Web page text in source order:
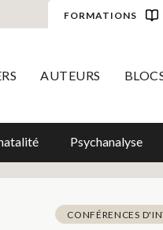
FORMATIONS
AUTEURS
Psychanalyse
CONFÉRENCES